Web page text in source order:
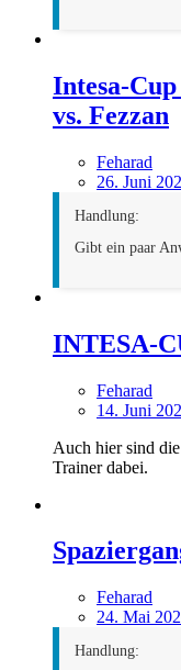
Intesa-
vs. Fezzan
Feharad
26. Juni
Handlung:
Gibt ein paar
INTESA-
Feharad
14. Juni
Auch hier sind die
Trainer dabei.
Feharad
24. Mai
Handlung: